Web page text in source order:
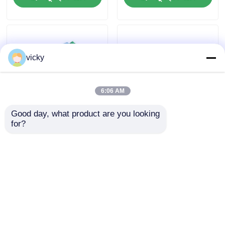
আরএস 232 CAN 2.0 বি পোর্টেবল
vicky
6:06 AM
Good day, what product are you looking
for?